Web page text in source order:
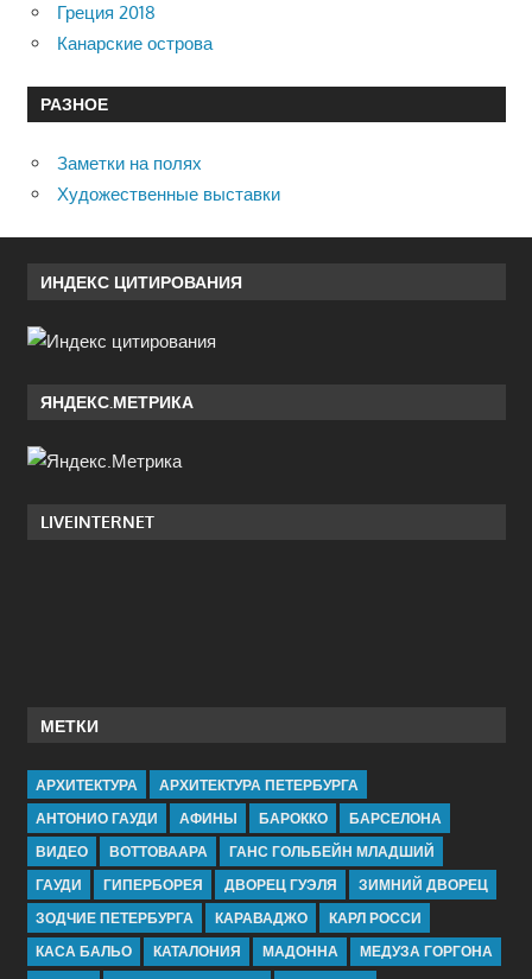
Греция 2018
Канарские острова
РАЗНОЕ
Заметки на полях
Художественные выставки
ИНДЕКС ЦИТИРОВАНИЯ
ЯНДЕКС.МЕТРИКА
LIVEINTERNET
МЕТКИ
АРХИТЕКТУРА
АРХИТЕКТУРА ПЕТЕРБУРГА
АНТОНИО ГАУДИ
АФИНЫ БАРОККО
БАРСЕЛОНА
ВИДЕО
ВОТТОВААРА
ГАНС ГОЛЬБЕЙН МЛАДШИЙ
ГАУДИ
ГИПЕРБОРЕЯ ДВОРЕЦ ГУЭЛЯ
ЗИМНИЙ ДВОРЕЦ
ЗОДЧИЕ ПЕТЕРБУРГА
КАРАВАДЖО
КАРЛ РОССИ
КАСА БАЛЬО
КАТАЛОНИЯ МАДОННА
МЕДУЗА ГОРГОНА